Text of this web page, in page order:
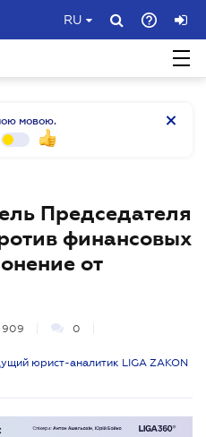
RU
мовою.
Председателя
финансовых
от
909 0
юрист-аналитик LIGA ZAKON